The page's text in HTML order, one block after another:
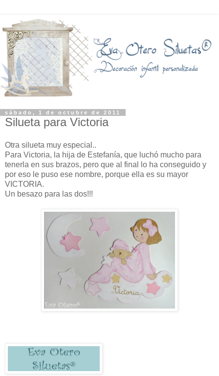
sábado, 1 de octubre de 2011
Silueta para Victoria
Otra silueta muy especial..
Para Victoria, la hija de Estefanía, que luchó mucho para
tenerla en sus brazos, pero que al final lo ha conseguido y
por eso le puso ese nombre, porque ella es su mayor
VICTORIA.
Un besazo para las dos!!!